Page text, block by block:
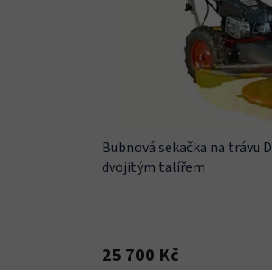
Bubnová sekačka na trávu
dvojitým talířem
25 700 Kč